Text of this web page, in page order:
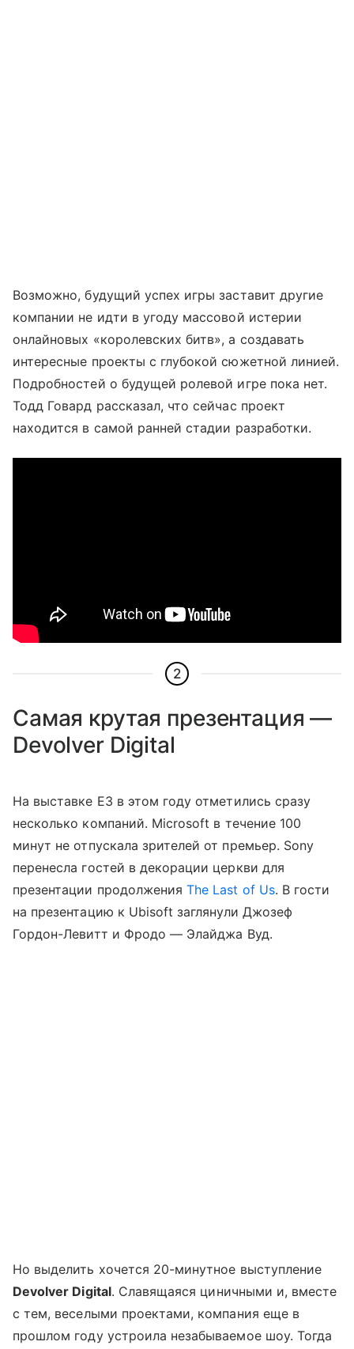
Возможно, будущий успех игры заставит другие
компании не идти в угоду массовой истерии
онлайновых «королевских битв», а создавать
интересные проекты с глубокой сюжетной линией.
Подробностей о будущей ролевой игре пока нет.
Тодд Говард рассказал, что сейчас проект
находится в самой ранней стадии разработки.
2
Самая крутая презентация —
Devolver Digital
На выставке E3 в этом году отметились сразу
несколько компаний. Microsoft в течение 100
минут не отпускала зрителей от премьер. Sony
перенесла гостей в декорации церкви для
презентации продолженияThe Last of Us. В гости
на презентацию к Ubisoft заглянули Джозеф
Гордон-Левитт и Фродо — Элайджа Вуд.
Но выделить хочется 20-минутное выступление
Devolver Digital. Славящаяся циничными и, вместе
с тем, веселыми проектами, компания еще в
прошлом году устроила незабываемое шоу. Тогда